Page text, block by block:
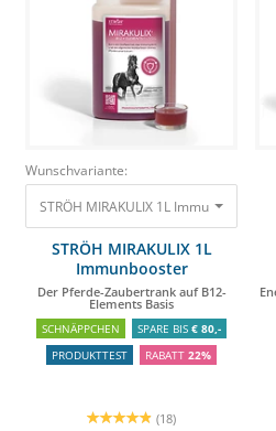
Wunschvariante:
STRÖH MIRAKULIX 1L
STRÖH MIRAKULIX 1L
Immunbooster
Der Pferde-Zaubertrank auf B12-
Elements Basis
SCHNÄPPCHEN SPARE BIS € 80,-
PRODUKTTEST
RABATT 22%
(18)